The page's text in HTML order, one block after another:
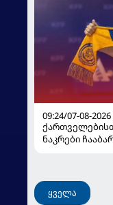
09:24/07-08-2026
ნაკრები
ყველა